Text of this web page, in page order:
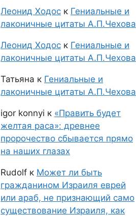
Леонид Ходос к Гениальные и
лаконичные цитаты А.П.Чехова
Леонид Ходос к Гениальные и
лаконичные цитаты А.П.Чехова
Татьяна к Гениальные и
лаконичные цитаты А.П.Чехова
igor konnyi к «Править будет
желтая раса»: древнее
пророчество сбывается прямо
на наших глазах
Rudolf к Может ли быть
гражданином Израиля еврей
или араб, не признающий само
существование Израиля, как